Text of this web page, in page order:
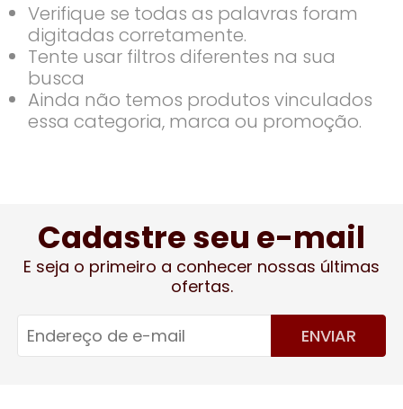
Verifique se todas as palavras foram
digitadas corretamente.
Tente usar filtros diferentes na sua
busca
Ainda não temos produtos vinculados
essa categoria, marca ou promoção.
Cadastre seu e-mail
E seja o primeiro a conhecer nossas últimas
ofertas.
ENVIAR